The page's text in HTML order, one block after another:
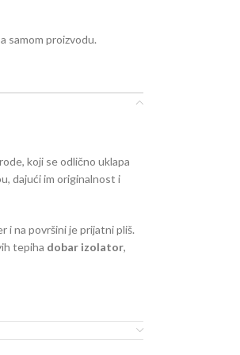
samom proizvodu.
koji se odlično uklapa
dajući im originalnost i
i na površini je prijatni pliš.
tepiha dobar izolator,